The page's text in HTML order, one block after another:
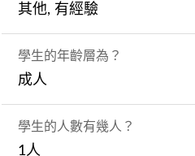
其他, 有經驗
學生的年齡層為？
成人
學生的人數有幾人？
1人